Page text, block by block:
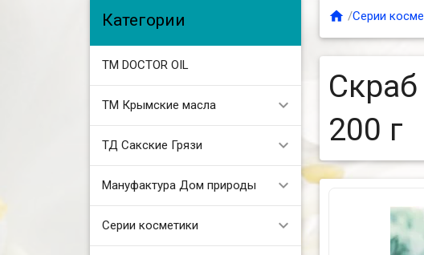
Категории
ТМ DOCTOR OIL
ТМ Крымские масла
ТД Сакские Грязи
Мануфактура Дом природы
Серии косметики
 /Серии
200 г